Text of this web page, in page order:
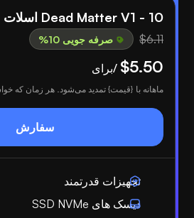
Dead Matter V1 - 10 اسلات
$6.11 صرفه جویی 10%
$5.50 /برای
ماهانه با {قیمت} تمدید می‌شود. هر زمان که
سفارش
تجهیزات قدرتمند
دیسک های SSD NVMe